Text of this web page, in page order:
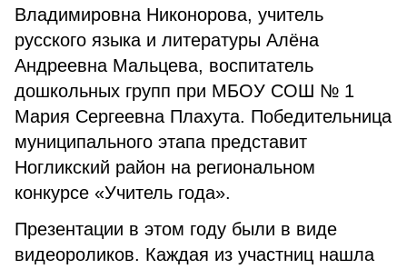
Владимировна Никонорова, учитель
русского языка и литературы Алёна
Андреевна Мальцева, воспитатель
дошкольных групп при МБОУ СОШ № 1
Мария Сергеевна Плахута. Победительница
муниципального этапа представит
Ногликский район на региональном
конкурсе «Учитель года».
Презентации в этом году были в виде
видеороликов. Каждая из участниц нашла